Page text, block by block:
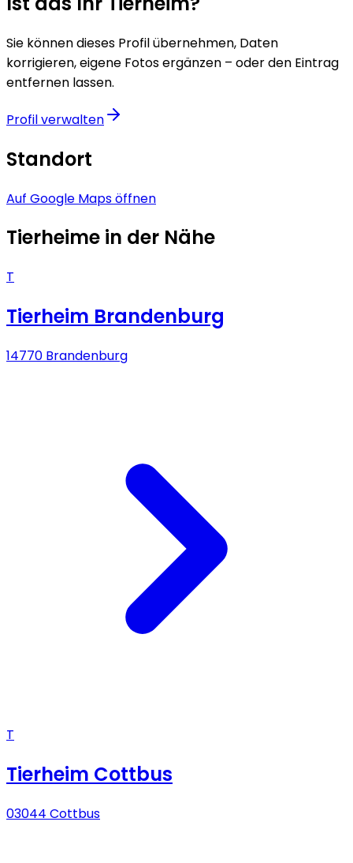
Sie können dieses Profil übernehmen, Daten
korrigieren, eigene Fotos ergänzen – oder den Eintrag
entfernen lassen.
Profil verwalten
Standort
Auf Google Maps öffnen
Tierheime in der Nähe
T
Tierheim Brandenburg
14770 Brandenburg
T
Tierheim Cottbus
03044 Cottbus